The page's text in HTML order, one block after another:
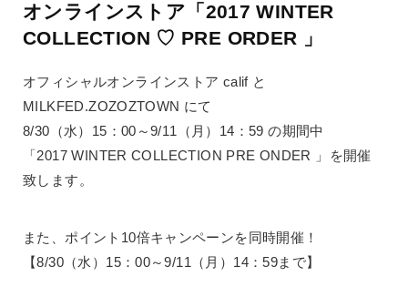
オンラインストア「2017 WINTER
COLLECTION ♡ PRE ORDER 」
オフィシャルオンラインストア calif と
MILKFED.ZOZOZTOWN にて
8/30（水）15：00～9/11（月）14：59 の期間中
「2017 WINTER COLLECTION PRE ONDER 」を開催
致します。
また、ポイント10倍キャンペーンを同時開催！
【8/30（水）15：00～9/11（月）14：59まで】